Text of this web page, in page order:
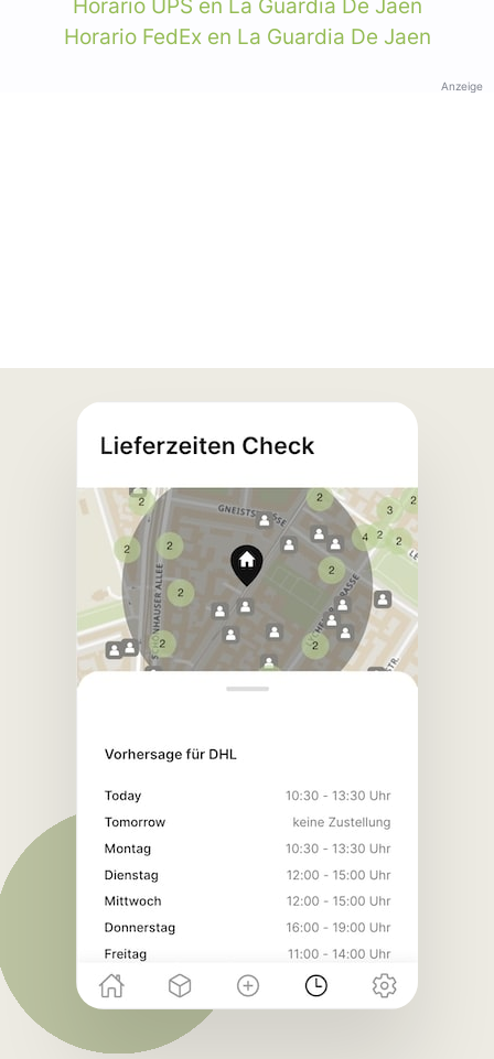
Horario UPS en La Guardia De Jaen
Horario FedEx en La Guardia De Jaen
Anzeige